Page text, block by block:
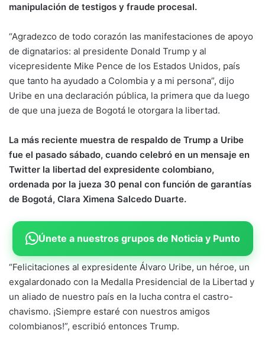
manipulación de testigos y fraude procesal.
“Agradezco de todo corazón las manifestaciones de apoyo
de dignatarios: al presidente Donald Trump y al
vicepresidente Mike Pence de los Estados Unidos, país
que tanto ha ayudado a Colombia y a mi persona”, dijo
Uribe en una declaración pública, la primera que da luego
de que una jueza de Bogotá le otorgara la libertad.
La más reciente muestra de respaldo de Trump a Uribe
fue el pasado sábado, cuando celebró en un mensaje en
Twitter la libertad del expresidente colombiano,
ordenada por la jueza 30 penal con función de garantías
de Bogotá, Clara Ximena Salcedo Duarte.
Únete a nuestros grupos de Noticia y Punto
“Felicitaciones al expresidente Álvaro Uribe, un héroe, un
exgalardonado con la Medalla Presidencial de la Libertad y
un aliado de nuestro país en la lucha contra el castro-
chavismo. ¡Siempre estaré con nuestros amigos
colombianos!”, escribió entonces Trump.